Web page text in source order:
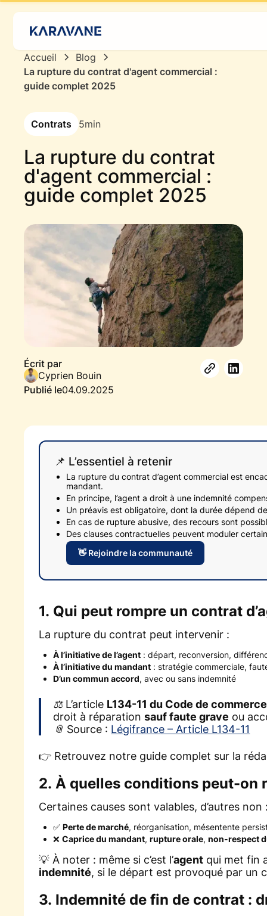
Accueil
Blog
La rupture du contrat d'agent commercial :
guide complet 2025
Contrats 5min
La rupture du contrat
d'agent commercial :
guide complet 2025
Écrit par
Cyprien Bouin
Publié le04.09.2025
📌 L’essentiel à retenir
La rupture du contrat d’agent commercial est
mandant.
En principe, l’agent a droit à une indemnité
Un préavis est obligatoire, dont la durée dépend de
En cas de rupture abusive, des recours sont
Des clauses contractuelles peuvent moduler
👋 Rejoindre la communauté
1. Qui peut rompre un contrat
La rupture du contrat peut intervenir :
À l’initiative de l’agent : départ, reconversion,
À l’initiative du mandant : stratégie commerciale,
D’un commun accord, avec ou sans indemnité
⚖️ L’article L134-11 du Code de commerce
droit à réparationsauf faute grave ou
📎 Source : Légifrance – Article L134-11
👉 Retrouvez notre guide complet sur la
2. À quelles conditions peut-on
Certaines causes sont valables, d’autres non
✅Perte de marché, réorganisation, mésentente
❌Caprice du mandant,rupture orale,non-respect
💡 À noter : même si c’est l’agent qui met fin
indemnité, si le départ est provoqué par
3. Indemnité de fin de contrat :